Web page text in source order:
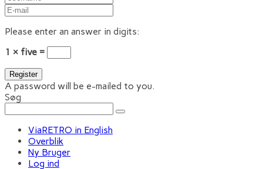
Please enter an answer in digits:
1 × five =
A password will be e-mailed to you.
Søg
ViaRETRO in English
Overblik
Ny Bruger
Log ind